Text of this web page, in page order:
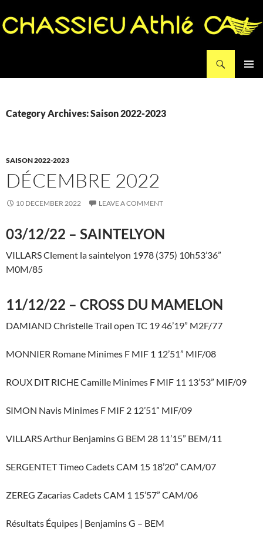
Category Archives: Saison 2022-2023
SAISON 2022-2023
DÉCEMBRE 2022
10 DECEMBER 2022 LEAVE A COMMENT
03/12/22 – SAINTELYON
VILLARS Clement la saintelyon 1978 (375) 10h53’36”
M0M/85
11/12/22 – CROSS DU MAMELON
DAMIAND Christelle Trail open TC 19 46’19” M2F/77
MONNIER Romane Minimes F MIF 1 12’51” MIF/08
ROUX DIT RICHE Camille Minimes F MIF 11 13’53” MIF/09
SIMON Navis Minimes F MIF 2 12’51” MIF/09
VILLARS Arthur Benjamins G BEM 28 11’15” BEM/11
SERGENTET Timeo Cadets CAM 15 18’20” CAM/07
ZEREG Zacarias Cadets CAM 1 15’57” CAM/06
Résultats Équipes | Benjamins G – BEM